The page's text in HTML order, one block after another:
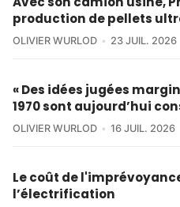
production de pellets
OLIVIER WURLOD 23 JUIL. 2026
« Des idées jugées
1970 sont aujourd’hui
OLIVIER WURLOD 16 JUIL. 2026
Le coût de
l’électrification